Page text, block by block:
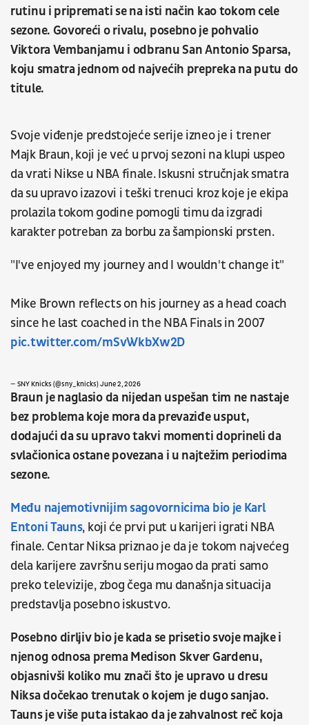
rutinu i pripremati se na isti način kao tokom cele
sezone. Govoreći o rivalu, posebno je pohvalio
Viktora Vembanjamu i odbranu San Antonio Sparsa,
koju smatra jednom od najvećih prepreka na putu do
titule.
Svoje viđenje predstojeće serije izneo je i trener
Majk Braun, koji je već u prvoj sezoni na klupi uspeo
da vrati Nikse u NBA finale. Iskusni stručnjak smatra
da su upravo izazovi i teški trenuci kroz koje je ekipa
prolazila tokom godine pomogli timu da izgradi
karakter potreban za borbu za šampionski prsten.
"I've enjoyed my journey and I wouldn't change it"
Mike Brown reflects on his journey as a head coach
since he last coached in the NBA Finals in 2007
pic.twitter.com/mSvWkbXw2D
— SNY Knicks (@sny_knicks)June 2, 2026
Braun je naglasio da nijedan uspešan tim ne nastaje
bez problema koje mora da prevaziđe usput,
dodajući da su upravo takvi momenti doprineli da
svlačionica ostane povezana i u najtežim periodima
sezone.
Među najemotivnijim sagovornicima bio je Karl
Entoni Tauns, koji će prvi put u karijeri igrati NBA
finale. Centar Niksa priznao je da je tokom najvećeg
dela karijere završnu seriju mogao da prati samo
preko televizije, zbog čega mu današnja situacija
predstavlja posebno iskustvo.
Posebno dirljiv bio je kada se prisetio svoje majke i
njenog odnosa prema Medison Skver Gardenu,
objasnivši koliko mu znači što je upravo u dresu
Niksa dočekao trenutak o kojem je dugo sanjao.
Tauns je više puta istakao da je zahvalnost reč koja